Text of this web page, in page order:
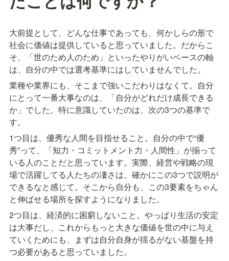
大前提として、どんな仕事であっても、何かしらの形で
社会に価値は提供していると思っていました。だからこ
そ、「世のため人のため」といったやりがいベースの軸
は、自分の中では選考基準にはしていませんでした。
業種や業界にも、そこまで強いこだわりはなくて。自分
にとって一番大事なのは、「自分がどれだけ成長できる
か」でした。特に意識していたのは、次の3つの基準で
す。
1つ目は、優秀な人間を目指せること。自分の中で“優
秀”って、「知力・コミットメント力・人間性」が揃って
いる人のことだと思っています。実際、経営や戦略の現
場で活躍してる人たちの凄さは、確かにこの3つで説明が
できるなと感じて。そこから自分も、この3要素をちゃん
と伸ばせる場所を探すようになりました。
2つ目は、経済的に困窮しないこと。やっぱり生活の安定
は大事だし、これからもっと大きな価値を世の中に与え
ていくためにも、まずは自分自身が揺るがない基盤を持
つ必要があると思っていました。